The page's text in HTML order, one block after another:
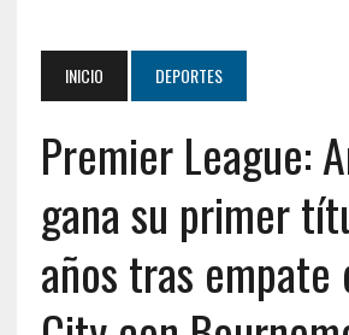
INICIO DEPORTES
Premier League:
gana su primer
años tras empate